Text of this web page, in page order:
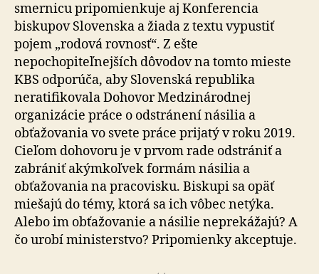
smernicu pripomienkuje aj Konferencia
biskupov Slovenska a žiada z textu vypustiť
pojem „rodová rovnosť“. Z ešte
nepochopiteľnejších dôvodov na tomto mieste
KBS odporúča, aby Slovenská republika
neratifikovala Dohovor Medzinárodnej
organizácie práce o odstránení násilia a
obťažovania vo svete práce prijatý v roku 2019.
Cieľom dohovoru je v prvom rade odstrániť a
zabrániť akýmkoľvek formám násilia a
obťažovania na pracovisku. Biskupi sa opäť
miešajú do témy, ktorá sa ich vôbec netýka.
Alebo im obťažovanie a násilie neprekážajú? A
čo urobí ministerstvo? Pripomienky akceptuje.